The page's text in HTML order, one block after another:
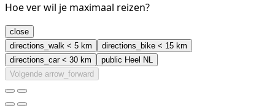
Hoe ver wil je maximaal reizen?
close
directions_walk < 5 km directions_bike < 15 km
directions_car< 30 km public Heel NL
Volgende arrow_forward